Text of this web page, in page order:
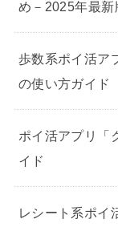
め－2025年最新
歩数系ポイ活ア
の使い方ガイド
ポイ活アプリ「
イド
レシート系ポイ